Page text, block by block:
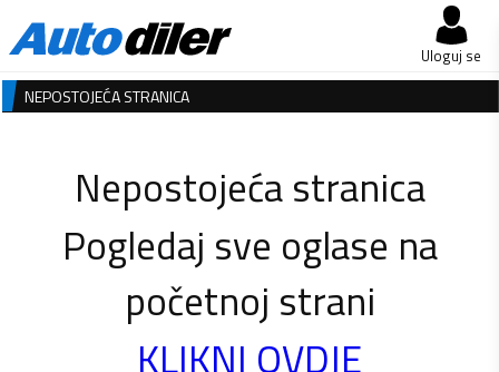
Uloguj se
NEPOSTOJEĆA STRANICA
Nepostojeća stranica
Pogledaj sve oglase na
početnoj strani
KLIKNI OVDJE